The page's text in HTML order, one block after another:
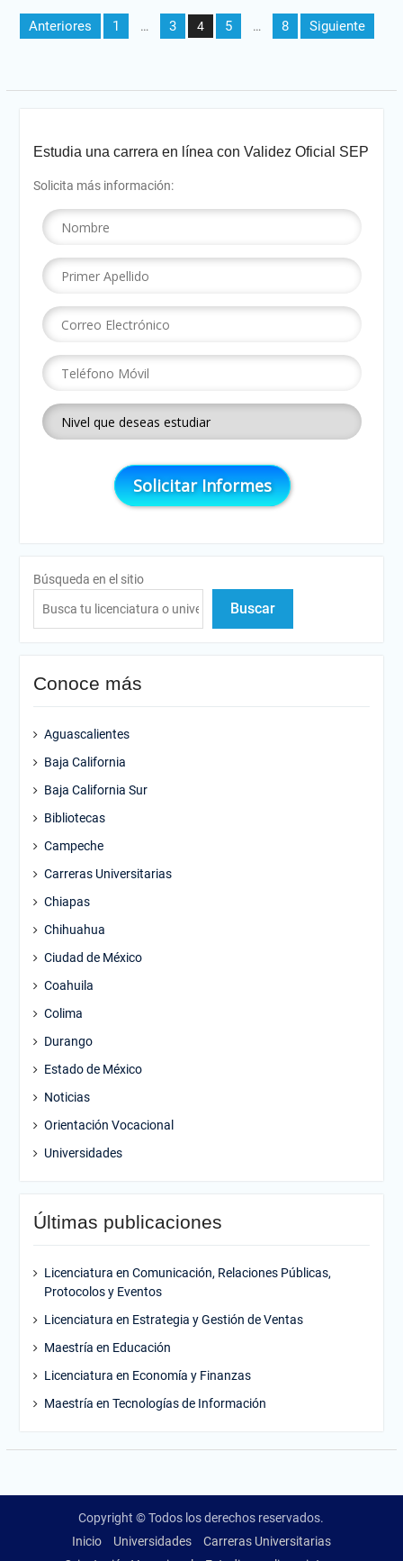
Paginación
de
Anteriores 1 … 3 4 5 … 8 Siguiente
Estudia una carrera en línea con Validez Oficial SEP
Solicita más información:
Búsqueda en el sitio
Buscar
Conoce más
Aguascalientes
Baja California
Baja California Sur
Bibliotecas
Campeche
Carreras Universitarias
Chiapas
Chihuahua
Ciudad de México
Coahuila
Colima
Durango
Estado de México
Noticias
Orientación Vocacional
Universidades
Últimas publicaciones
Licenciatura en Comunicación, Relaciones Públicas,
Protocolos y Eventos
Licenciatura en Estrategia y Gestión de Ventas
Maestría en Educación
Licenciatura en Economía y Finanzas
Maestría en Tecnologías de Información
Copyright © Todos los derechos reservados.
Inicio
Universidades
Carreras Universitarias